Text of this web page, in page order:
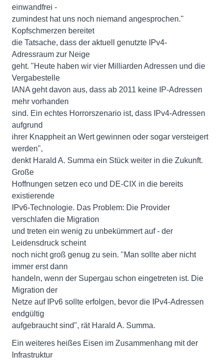
einwandfrei -
zumindest hat uns noch niemand angesprochen."
Kopfschmerzen bereitet
die Tatsache, dass der aktuell genutzte IPv4-
Adressraum zur Neige
geht. "Heute haben wir vier Milliarden Adressen und die
Vergabestelle
IANA geht davon aus, dass ab 2011 keine IP-Adressen
mehr vorhanden
sind. Ein echtes Horrorszenario ist, dass IPv4-Adressen
aufgrund
ihrer Knappheit an Wert gewinnen oder sogar versteigert
werden",
denkt Harald A. Summa ein Stück weiter in die Zukunft.
Große
Hoffnungen setzen eco und DE-CIX in die bereits
existierende
IPv6-Technologie. Das Problem: Die Provider
verschlafen die Migration
und treten ein wenig zu unbekümmert auf - der
Leidensdruck scheint
noch nicht groß genug zu sein. "Man sollte aber nicht
immer erst dann
handeln, wenn der Supergau schon eingetreten ist. Die
Migration der
Netze auf IPv6 sollte erfolgen, bevor die IPv4-Adressen
endgültig
aufgebraucht sind", rät Harald A. Summa.
Ein weiteres heißes Eisen im Zusammenhang mit der
Infrastruktur